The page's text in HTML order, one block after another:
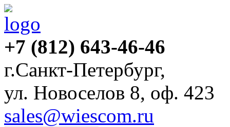
+7 (812) 643-46-46
г.Санкт-Петербург,
ул. Новоселов 8, оф. 423
sales@wiescom.ru